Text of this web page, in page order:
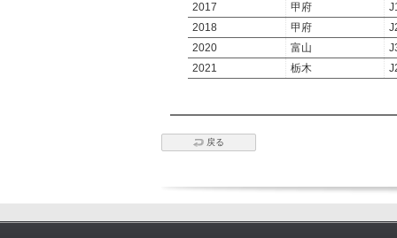
2017 甲府
2018
甲府
2020
富山
2021
栃木
戻る